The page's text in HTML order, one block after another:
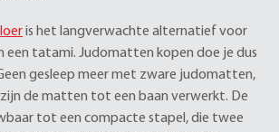
is het langverwachte alternatief voor
een tatami. Judomatten kopen doe je dus
gesleep meer met zware judomatten,
de matten tot een baan verwerkt. De
tot een compacte stapel, die twee